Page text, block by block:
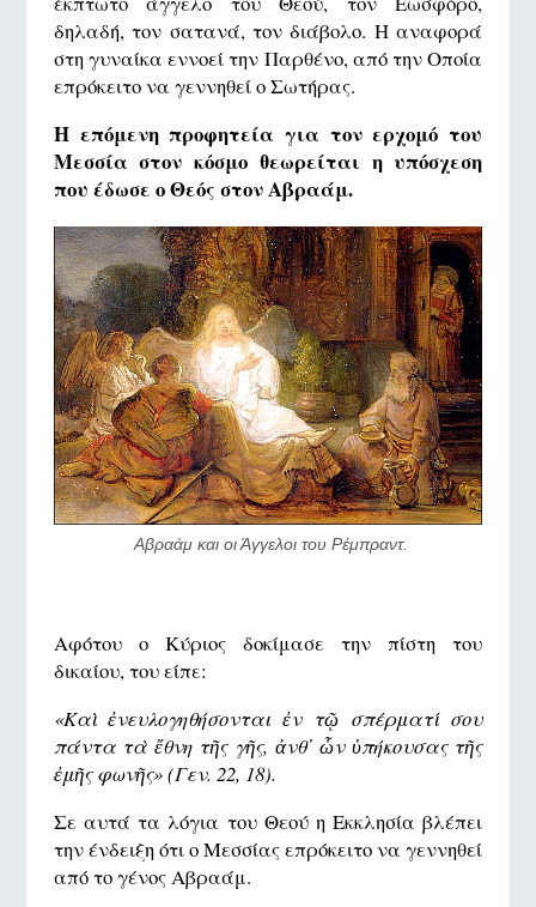
δηλαδή, τον σατανά, τον διάβολο. Η αναφορά
στη γυναίκα εννοεί την Παρθένο, από την Οποία
επρόκειτο να γεννηθεί ο Σωτήρας.
Η επόμενη προφητεία για τον ερχομό του
Μεσσία στον κόσμο θεωρείται η υπόσχεση
που έδωσε ο Θεός στον Αβραάμ.
Αβραάμ και οι Άγγελοι του Ρέμπραντ.
Αφότου ο Κύριος δοκίμασε την πίστη του
δικαίου, του είπε:
«Καὶ ἐνευλογηθήσονται ἐν τῷ σπέρματί σου
πάντα τὰ ἔθνη τῆς γῆς, ἀνθ᾿ ὧν ὑπήκουσας τῆς
ἐμῆς φωνῆς»(Γεν. 22, 18).
Σε αυτά τα λόγια του Θεού η Εκκλησία βλέπει
την ένδειξη ότι ο Μεσσίας επρόκειτο να γεννηθεί
από το γένος Αβραάμ.